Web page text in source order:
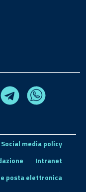
TelegramWhatsapp
Social media policy
Intranet
posta elettronica